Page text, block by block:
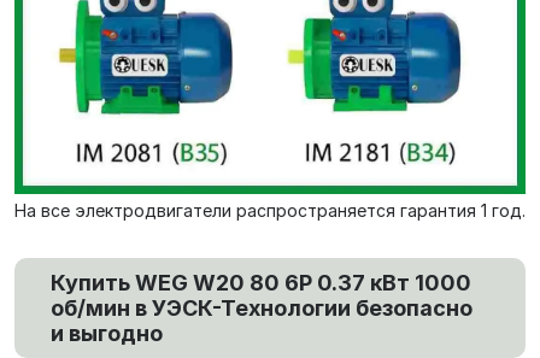
На все электродвигатели распространяется гарантия 1 год.
Купить WEG W20 80 6P 0.37 кВт 1000
об/мин в УЭСК-Технологии безопасно
и выгодно